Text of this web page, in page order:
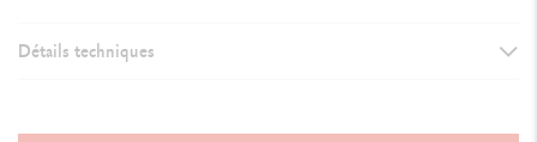
Détails techniques